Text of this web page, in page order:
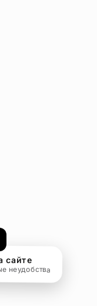
сайте
неудобства